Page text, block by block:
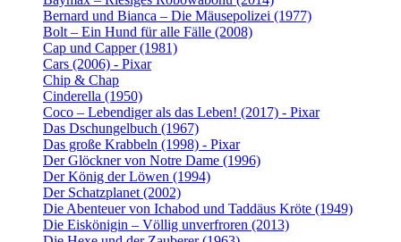
Bernard und Bianca – Die Mäusepolizei (1977)
Bolt – Ein Hund für alle Fälle (2008)
Cap und Capper (1981)
Cars (2006) - Pixar
Chip & Chap
Cinderella (1950)
Coco – Lebendiger als das Leben! (2017) - Pixar
Das Dschungelbuch (1967)
Das große Krabbeln (1998) - Pixar
Der Glöckner von Notre Dame (1996)
Der König der Löwen (1994)
Der Schatzplanet (2002)
Die Abenteuer von Ichabod und Taddäus Kröte (1949)
Die Eiskönigin – Völlig unverfroren (2013)